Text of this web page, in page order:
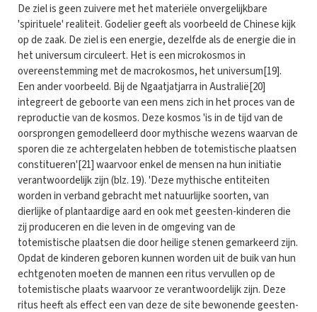
De ziel is geen zuivere met het materiële onvergelijkbare
'spirituele' realiteit. Godelier geeft als voorbeeld de Chinese kijk
op de zaak. De ziel is een energie, dezelfde als de energie die in
het universum circuleert. Het is een microkosmos in
overeenstem­ming met de macro­kos­mos, het universum[19].
Een ander voorbeeld. Bij de Ngaatjatjarra in Australië[20]
integreert de geboorte van een mens zich in het proces van de
reproductie van de kosmos. Deze kosmos 'is in de tijd van de
oorsprongen gemodelleerd door mythische wezens waarvan de
sporen die ze achtergelaten hebben de totemistische plaatsen
constitueren'[21] waarvoor enkel de mensen na hun initiatie
verantwoordelijk zijn (blz. 19). 'Deze mythische entitei­ten
worden in verband gebracht met natuurlijke soorten, van
dierlijke of plantaardige aard en ook met geesten-kinderen die
zij produceren en die leven in de omgeving van de
totemistische plaatsen die door hei­lige stenen gemarkeerd zijn.
Opdat de kinderen geboren kunnen worden uit de buik van hun
echtgenoten moeten de mannen een ritus vervullen op de
totemistische plaats waarvoor ze verantwoordelijk zijn. Deze
ritus heeft als effect een van deze de site bewonende geesten-